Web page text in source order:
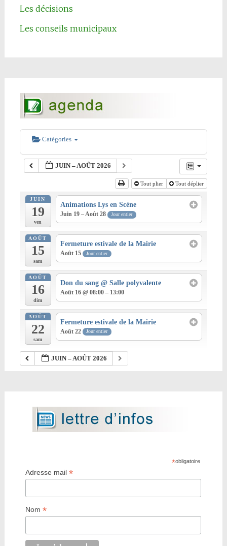
Les décisions
Les conseils municipaux
Catégories
JUIN – AOÛT 2026
Tout plier Tout déplier
JUIN
19
ven
Animations Lys en Scène
Juin 19 – Août 28 Jour entier
AOÛT
15
sam
Fermeture estivale de la Mairie
Août 15 Jour entier
AOÛT
16
dim
Don du sang@ Salle polyvalente
Août 16 @ 08:00 – 13:00
AOÛT
22
sam
Fermeture estivale de la Mairie
Août 22 Jour entier
JUIN – AOÛT 2026
*obligatoire
Adresse mail*
Nom*